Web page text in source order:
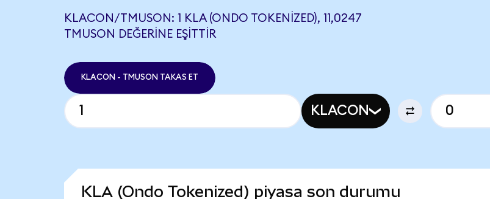
KLACON/TMUSON: 1 KLA (ONDO TOKENIZED), 11,0247
TMUSON DEĞERINE EŞITTIR
KLACON - TMUSON TAKAS ET
KLACON
KLA (Ondo Tokenized) piyasa son durumu